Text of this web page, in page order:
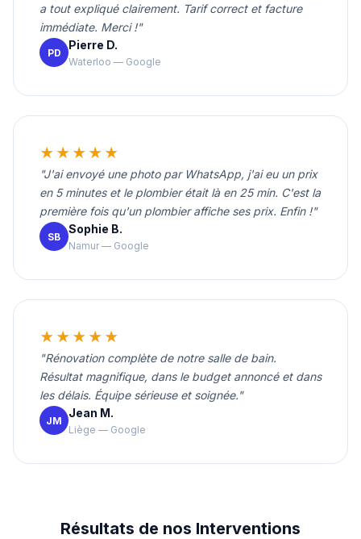
a tout expliqué clairement. Tarif correct et facture
immédiate. Merci !"
PD
Pierre D.
Waterloo — Google
★★★★★
"J'ai envoyé une photo par WhatsApp, j'ai eu un prix
en 5 minutes et le plombier était là en 25 min. C'est la
première fois qu'un plombier affiche ses prix. Enfin !"
SB
Sophie B.
Namur — Google
★★★★★
"Rénovation complète de notre salle de bain.
Résultat magnifique, dans le budget annoncé et dans
les délais. Équipe sérieuse et soignée."
JM
Jean M.
Liège — Google
Résultats de nos Interventions